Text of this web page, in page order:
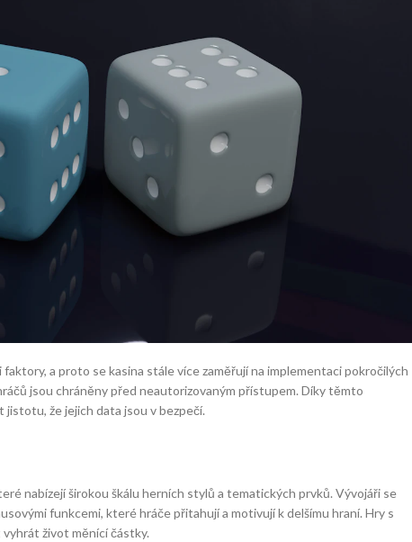
a proto se kasina stále více zaměřují na implementaci pokročilých
jsou chráněny před neautorizovaným přístupem. Díky těmto
že jejich data jsou v bezpečí.
nabízejí širokou škálu herních stylů a tematických prvků. Vývojáři se
funkcemi, které hráče přitahují a motivují k delšímu hraní. Hry s
život měnící částky.